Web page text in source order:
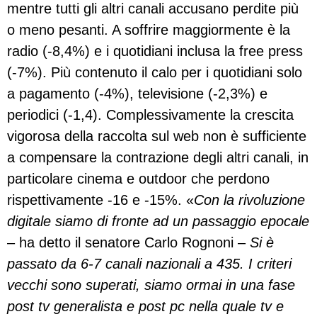
mentre tutti gli altri canali accusano perdite più
o meno pesanti. A soffrire maggiormente è la
radio (-8,4%) e i quotidiani inclusa la free press
(-7%). Più contenuto il calo per i quotidiani solo
a pagamento (-4%), televisione (-2,3%) e
periodici (-1,4). Complessivamente la crescita
vigorosa della raccolta sul web non è sufficiente
a compensare la contrazione degli altri canali, in
particolare cinema e outdoor che perdono
rispettivamente -16 e -15%. «Con la rivoluzione
digitale siamo di fronte ad un passaggio epocale
– ha detto il senatore Carlo Rognoni – Si è
passato da 6-7 canali nazionali a 435. I criteri
vecchi sono superati, siamo ormai in una fase
post tv generalista e post pc nella quale tv e